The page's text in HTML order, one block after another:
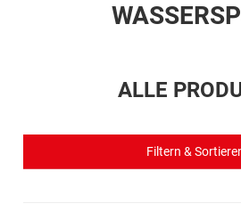
ALLE
Filtern &